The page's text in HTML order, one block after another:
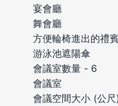
宴會廳
舞會廳
方便輪椅進出的禮
游泳池遮陽傘
會議室數量 - 6
會議室
會議空間大小 (公